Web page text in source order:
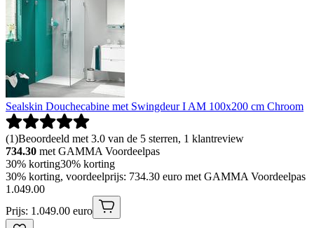
Sealskin Douchecabine met Swingdeur I AM 100x200 cm Chroom
(1)Beoordeeld met 3.0 van de 5 sterren, 1 klantreview
734.30 met GAMMA Voordeelpas
30% korting30% korting
30% korting, voordeelprijs: 734.30 euro met GAMMA Voordeelpas
1 .049.00
Prijs: 1.049.00 euro